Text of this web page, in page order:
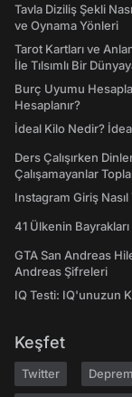
Tavla Diziliş Şekli
ve Oynama Yönleri
Tarot Kartları ve
İle Tılsımlı Bir
Burç Uyumu
Hesaplanır?
İdeal Kilo Nedir?
Ders Çalışırken
Çalışamayanlar
Instagram Giriş
41 Ülkenin
GTA San Andreas
Andreas Şifreleri
IQ Testi: IQ'unuzun
Keşfet
Twitter Deprem